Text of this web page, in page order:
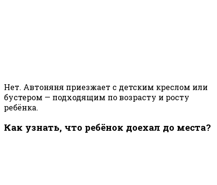
Нет. Автоняня приезжает с детским креслом или
бустером — подходящим по возрасту и росту
ребёнка.
Как узнать, что ребёнок доехал до места?